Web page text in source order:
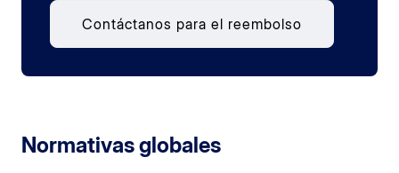
Contáctanos para el reembolso
Normativas globales